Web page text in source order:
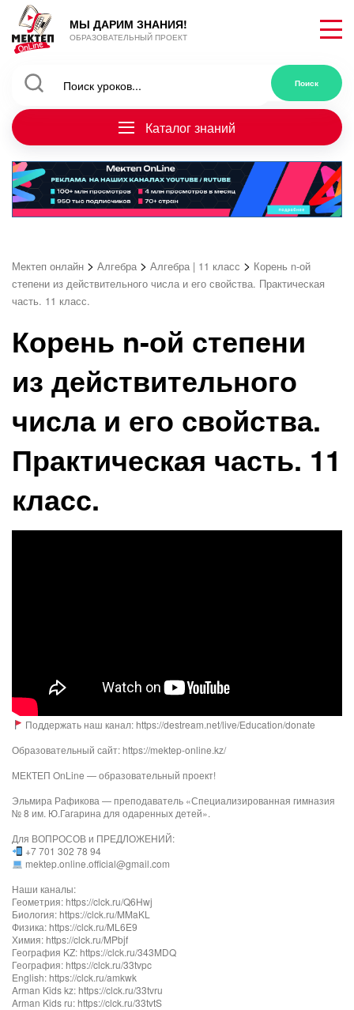
МЫ ДАРИМ ЗНАНИЯ!
ОБРАЗОВАТЕЛЬНЫЙ ПРОЕКТ
Каталог знаний
Мектеп онлайн > Алгебра > Алгебра | 11 класс > Корень n-ой
степени из действительного числа и его свойства. Практическая
часть. 11 класс.
Корень n-ой степени
из действительного
числа и его свойства.
Практическая часть. 11
класс.
Поддержать наш канал: https://destream.net/live/Education/donate
Образовательный сайт: https://mektep-online.kz/
МЕКТЕП OnLine — образовательный проект!
Эльмира Рафикова — преподаватель «Специализированная гимназия
№ 8 им. Ю.Гагарина для одаренных детей».
Для ВОПРОСОВ и ПРЕДЛОЖЕНИЙ:
+7 701 302 78 94
mektep.online.official@gmail.com
Наши каналы:
Геометрия: https://clck.ru/Q6Hwj
Биология: https://clck.ru/MMaKL
Физика: https://clck.ru/ML6E9
Химия: https://clck.ru/MPbjf
География KZ: https://clck.ru/343MDQ
География: https://clck.ru/33tvpc
English: https://clck.ru/amkwk
Arman Kids kz: https://clck.ru/33tvru
Arman Kids ru: https://clck.ru/33tvtS